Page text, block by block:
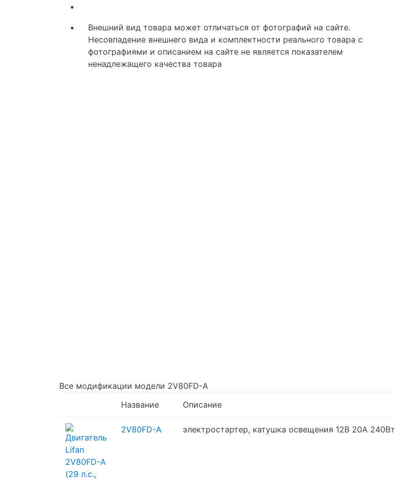
Внешний вид товара может отличаться от фотографий на сайте.
Несовпадение внешнего вида и комплектности реального товара с
фотографиями и описанием на сайте не является показателем
ненадлежащего качества товара
Все модификации модели 2V80FD-A
Название
Описание
2V80FD-A электростартер, катушка освещения 12В 20А 240Вт